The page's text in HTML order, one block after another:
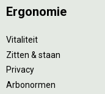
Ergonomie
Vitaliteit
Zitten & staan
Privacy
Arbonormen